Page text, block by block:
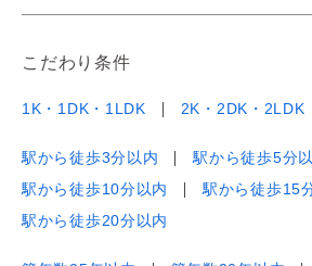
こだわり条件
1K・1DK・1LDK 2K・2DK・2LDK
駅から徒歩3分以内
駅から徒歩5分
駅から徒歩10分以内
駅から徒歩15
駅から徒歩20分以内